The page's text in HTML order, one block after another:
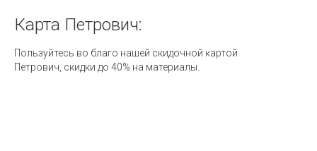
Карта Петрович:
Пользуйтесь во благо нашей скидочной картой
Петрович, скидки до 40% на материалы.